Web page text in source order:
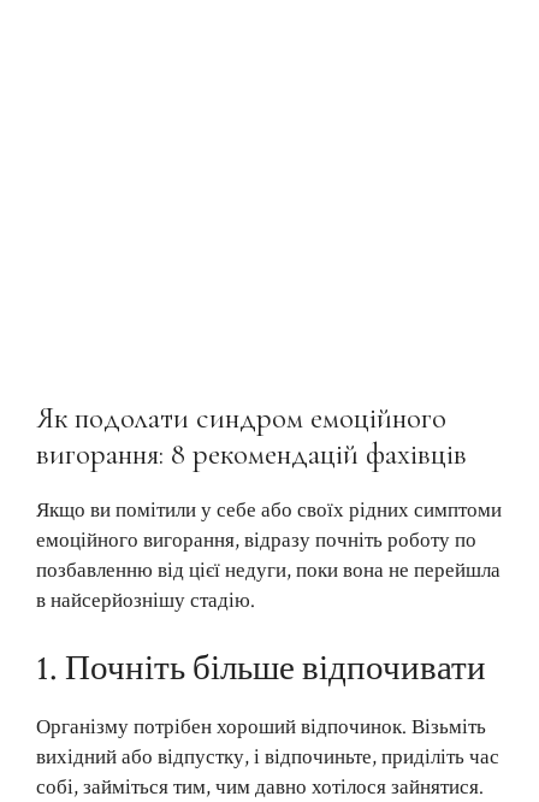
Як подолати синдром емоційного
вигорання: 8 рекомендацій фахівців
Якщо ви помітили у себе або своїх рідних симптоми
емоційного вигорання, відразу почніть роботу по
позбавленню від цієї недуги, поки вона не перейшла
в найсерйознішу стадію.
1. Почніть більше відпочивати
Організму потрібен хороший відпочинок. Візьміть
вихідний або відпустку, і відпочиньте, приділіть час
собі, займіться тим, чим давно хотілося зайнятися.